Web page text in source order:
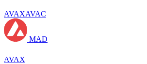
AVAXAVAC
MAD
AVAX